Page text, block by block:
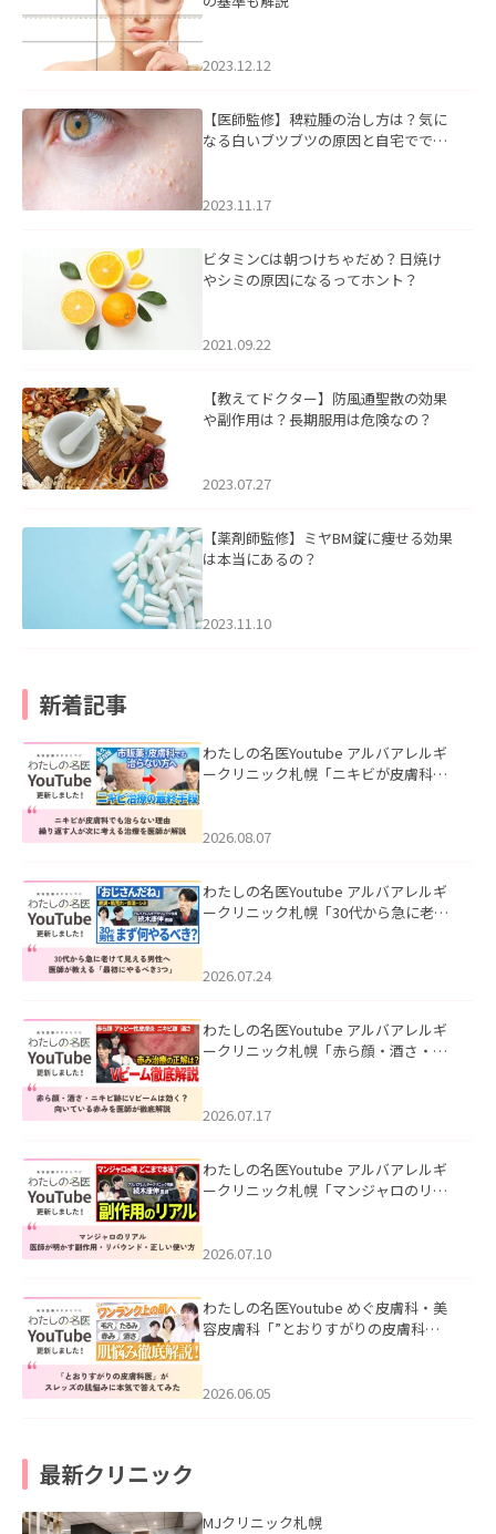
2023.12.12
【医師監修】稗粒腫の治し方は？気に
なる白いブツブツの原因と自宅ででき
2023.11.17
ビタミンCは朝つけちゃだめ？日焼け
やシミの原因になるってホント？
2021.09.22
【教えてドクター】防風通聖散の効果
や副作用は？長期服用は危険なの？
2023.07.27
【薬剤師監修】ミヤBM錠に痩せる効果
は本当にあるの？
2023.11.10
新着記事
わたしの名医Youtube アルバアレルギ
ークリニック札幌「ニキビが皮膚科で
ました。
2026.08.07
わたしの名医Youtube アルバアレルギ
ークリニック札幌「30代から急に老け
た。
2026.07.24
わたしの名医Youtube アルバアレルギ
ークリニック札幌「赤ら顔・酒さ・ニ
した。
2026.07.17
わたしの名医Youtube アルバアレルギ
ークリニック札幌「マンジャロのリア
た。
2026.07.10
わたしの名医Youtube めぐ皮膚科・美
容皮膚科「”とおりすがりの皮膚科
2026.06.05
最新クリニック
MJクリニック札幌